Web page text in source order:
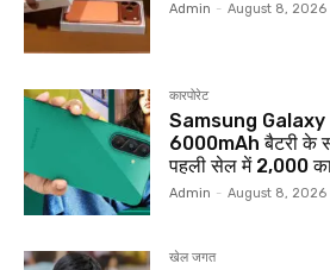
Admin - August 8, 2026
कारपोरेट
Samsung Galaxy
6000mAh बैटरी के
पहली सेल में ₹2,000
Admin - August 8, 2026
खेल जगत